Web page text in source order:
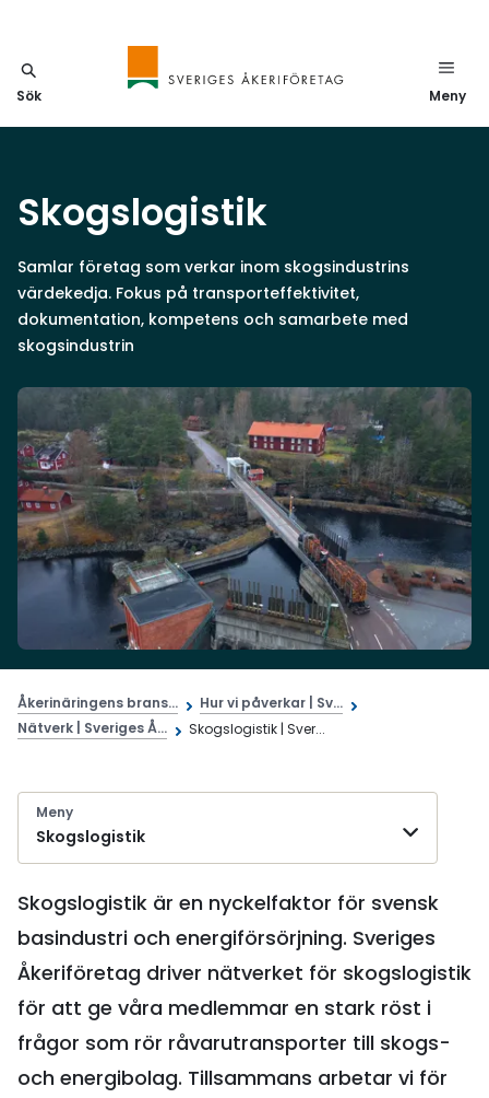
Sök Meny
Skogslogistik
Samlar företag som verkar inom skogsindustrins
värdekedja. Fokus på transporteffektivitet,
dokumentation, kompetens och samarbete med
skogsindustrin
Åkerinäringens brans...
Hur vi påverkar | Sv...
Nätverk | Sveriges Å...
Skogslogistik | Sver...
Meny
Skogslogistik
Skogslogistik är en nyckelfaktor för svensk
basindustri och energiförsörjning. Sveriges
Åkeriföretag driver nätverket för skogslogistik
för att ge våra medlemmar en stark röst i
frågor som rör råvarutransporter till skogs-
och energibolag. Tillsammans arbetar vi för